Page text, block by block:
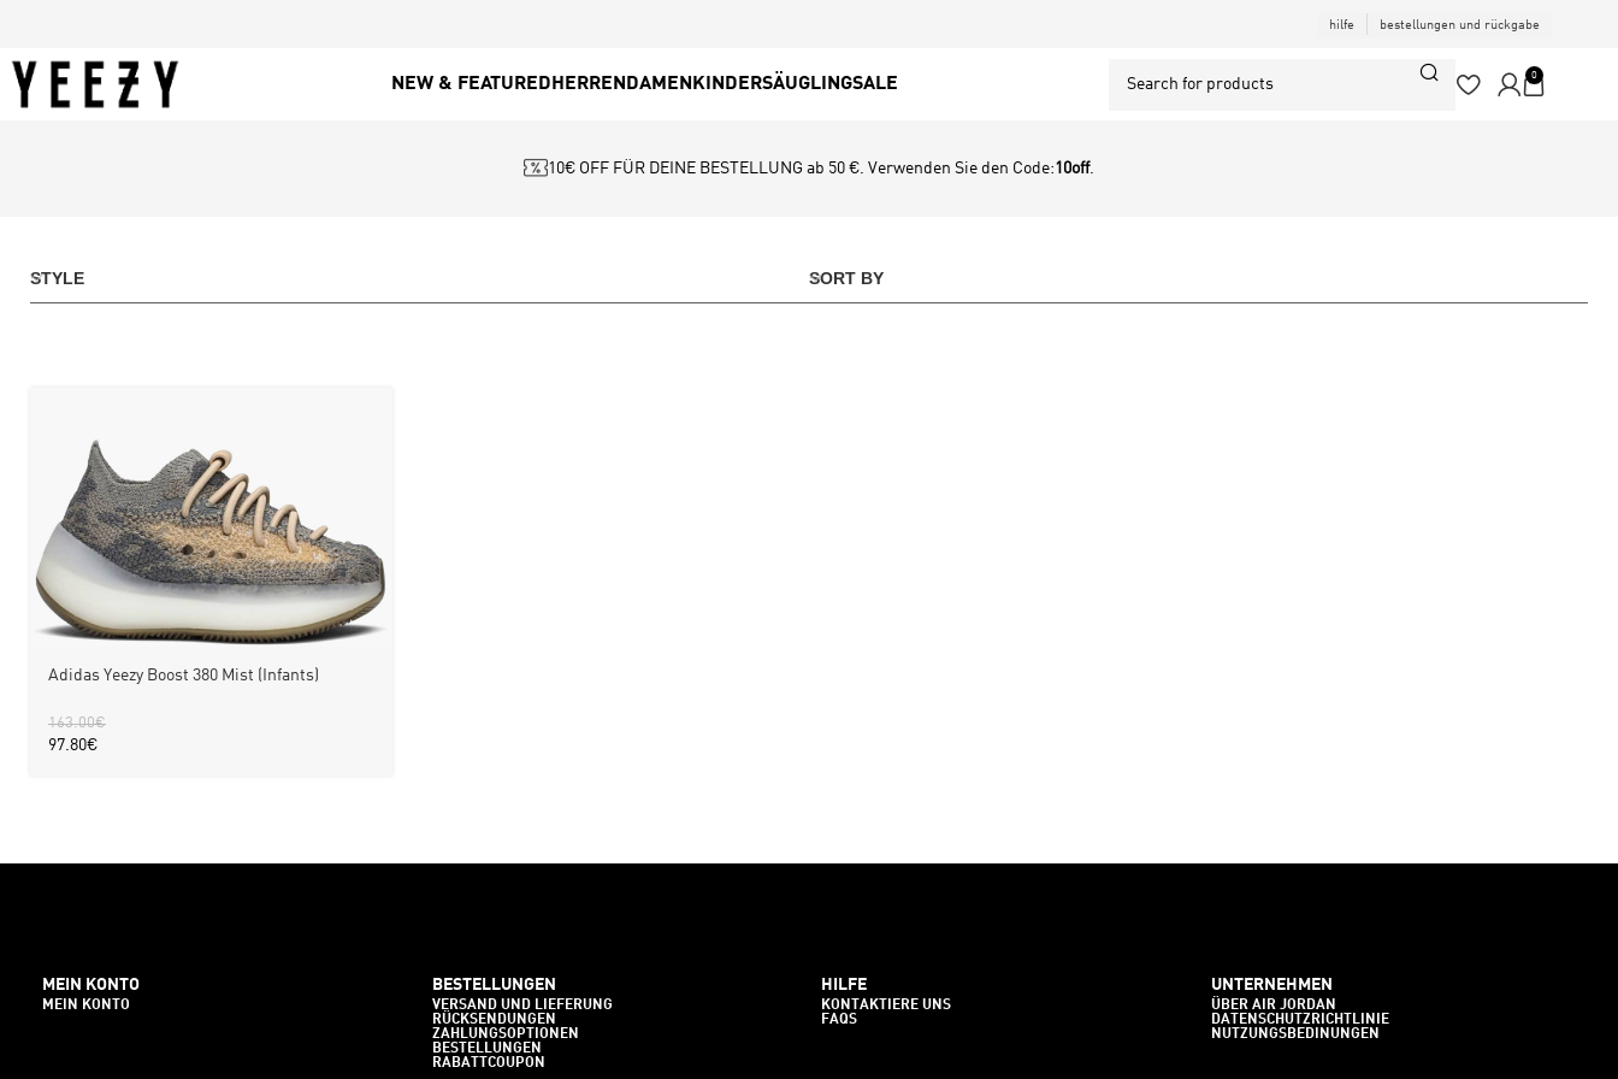
hilfe bestellungen und rückgabe
NEW & FEATURED HERREN DAMEN KINDERSÄUGLINGSALE 0
10€ OFF FÜR DEINE BESTELLUNG ab 50 €. Verwenden Sie den Code:10off.
STYLE SORT BY
Adidas Yeezy Boost 380 Mist (Infants)
163.00€
97.80€
MEIN KONTO
MEIN KONTO
BESTELLUNGEN
VERSAND UND LIEFERUNG
RÜCKSENDUNGEN
ZAHLUNGSOPTIONEN
BESTELLUNGEN
RABATTCOUPON
HILFE
KONTAKTIERE UNS
FAQS
UNTERNEHMEN
ÜBER AIR JORDAN
DATENSCHUTZRICHTLINIE
NUTZUNGSBEDINUNGEN